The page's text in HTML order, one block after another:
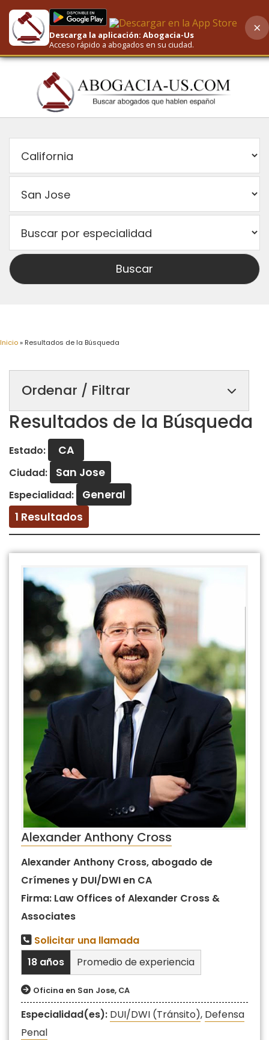
AI-Powered Search
Inicio» Resultados de la Búsqueda
Ordenar / Filtrar
Resultados de la Búsqueda
Estado: CA
Ciudad: San Jose
Especialidad:
General
1 Resultados
Alexander Anthony Cross
Alexander Anthony Cross, abogado de
Crímenes y DUI/DWI en CA
Firma: Law Offices of Alexander Cross &
Associates
Solicitar una llamada
18 años
Promedio de experiencia
Oficina en San Jose, CA
Especialidad(es): DUI/DWI (Tránsito), Defensa
Penal
Descarga la aplicación: Abogacia-Us
Acceso rápido a abogados en su ciudad.
×